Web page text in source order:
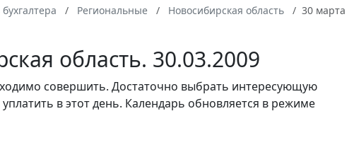
Региональные Новосибирская область
30 марта
область. 30.03.2009
совершить. Достаточно выбрать интересующую
в этот день. Календарь обновляется в режиме